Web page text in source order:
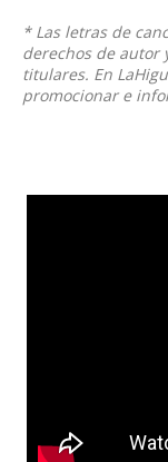
* Las letras de
derechos de autor
titulares. En
promocionar e